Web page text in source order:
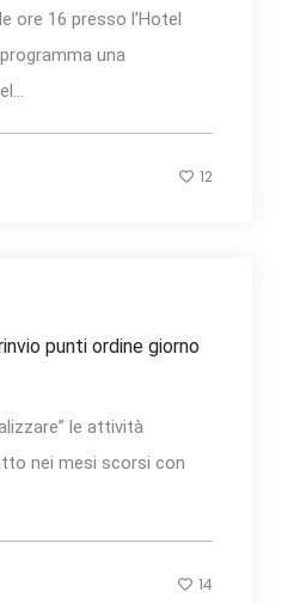
ore 16 presso l’Hotel
una
12
punti ordine giorno
le attività
nei mesi scorsi con
14